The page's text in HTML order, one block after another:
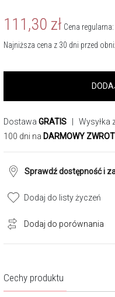
111,30 zł Cena regularna:
Najniższa cena z 30 dni przed
Dostawa GRATIS | Wysyłka
100 dni na DARMOWY ZWROT
Sprawdź dostępność i
Dodaj do listy życzeń
Dodaj do porównania
Cechy produktu